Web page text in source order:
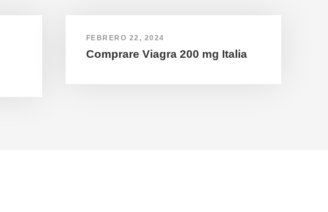
FEBRERO 22, 2024
Comprare Viagra 200 mg Italia